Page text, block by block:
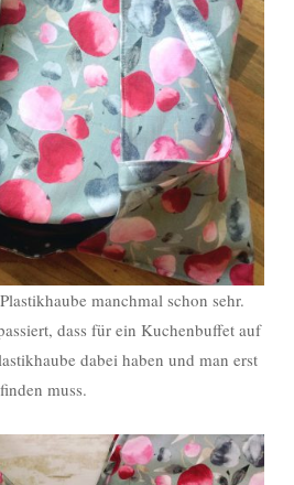
manchmal schon sehr.
dass für ein Kuchenbuffet auf
dabei haben und man erst
muss.